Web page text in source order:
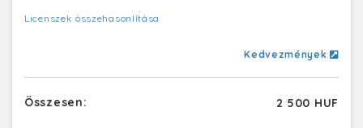
Licenszek összehasonlítása
Kedvezmények
Összesen: 2 500 HUF